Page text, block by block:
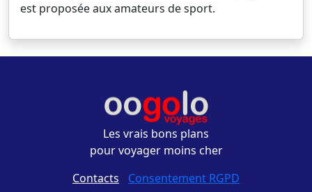
est proposée aux amateurs de sport.
Les vrais bons plans
pour voyager moins cher
Contacts - Consentement RGPD